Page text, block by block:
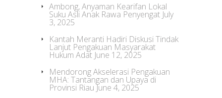
Ambong, Anyaman Kearifan Lokal
Suku Asli Anak Rawa Penyengat July
3, 2025
Kantah Meranti Hadiri Diskusi Tindak
Lanjut Pengakuan Masyarakat
Hukum Adat June 12, 2025
Mendorong Akselerasi Pengakuan
MHA: Tantangan dan Upaya di
Provinsi Riau June 4, 2025